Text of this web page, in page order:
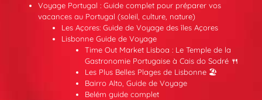
Voyage Portugal : Guide complet pour préparer vos
vacances au Portugal (soleil, culture, nature)
Les Açores: Guide de Voyage des îles Açores
Lisbonne Guide de Voyage
Time Out Market Lisboa : Le Temple de la
Gastronomie Portugaise à Cais do Sodré 🍴
Les Plus Belles Plages de Lisbonne 🏖️
Bairro Alto, Guide de Voyage
Belém guide complet